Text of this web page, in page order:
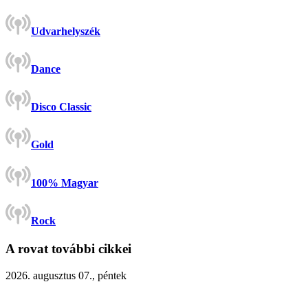
Udvarhelyszék
Dance
Disco Classic
Gold
100% Magyar
Rock
A rovat további cikkei
2026. augusztus 07., péntek